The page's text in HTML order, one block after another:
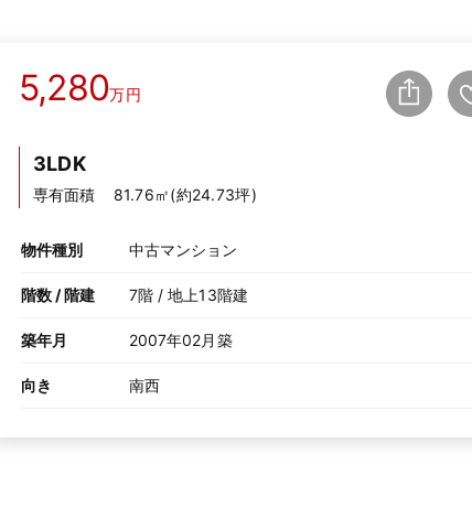
5,280万円
3LDK
専有面積 81.76㎡(約24.73坪)
物件種別 中古マンション
階数 / 階建 7階 / 地上13階建
築年月 2007年02月築
向き 南西